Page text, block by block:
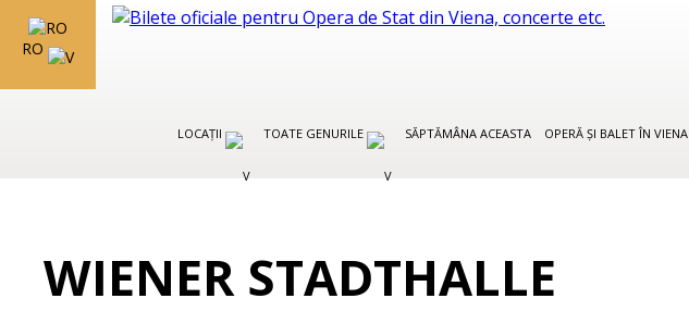
RO
LOCAȚII TOATE GENURILE SĂPTĂMÂNA ACEASTA OPERĂ ȘI BALET ÎN VIENA
WIENER STADTHALLE